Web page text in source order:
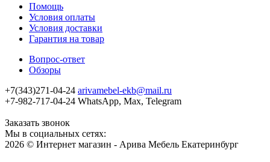
Помощь
Условия оплаты
Условия доставки
Гарантия на товар
Вопрос-ответ
Обзоры
+7(343)271-04-24 arivamebel-ekb@mail.ru
+7-982-717-04-24 WhatsApp, Max, Telegram
Заказать звонок
Мы в социальных сетях:
2026 © Интернет магазин - Арива Мебель Екатеринбург